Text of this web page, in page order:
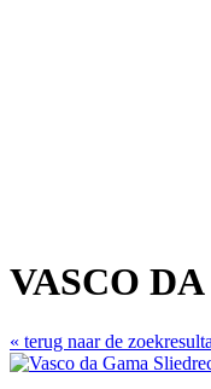
VASCO
« terug naar de